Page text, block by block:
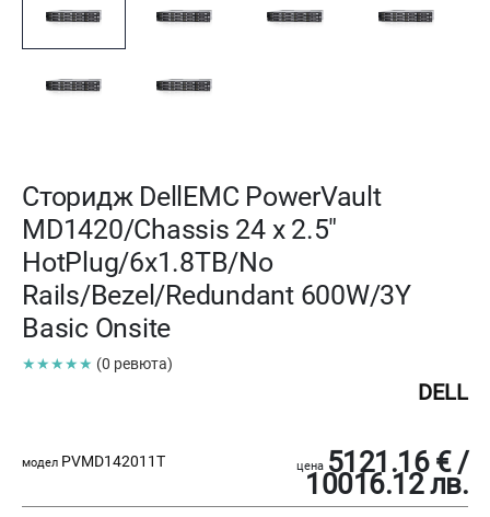
Сторидж DellEMC PowerVault
MD1420/Chassis 24 x 2.5"
HotPlug/6x1.8TB/No
Rails/Bezel/Redundant 600W/3Y
Basic Onsite
★★★★★ (0 ревюта)
DELL
модел PVMD142011T цена 5121.16 € /
10016.12 лв.